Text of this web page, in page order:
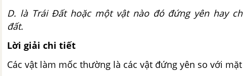
D. là Trái Đất hoặc một vật nào đó đứng yên hay
đất.
Lời giải chi tiết
Các vật làm mốc thường là các vật đứng yên so với